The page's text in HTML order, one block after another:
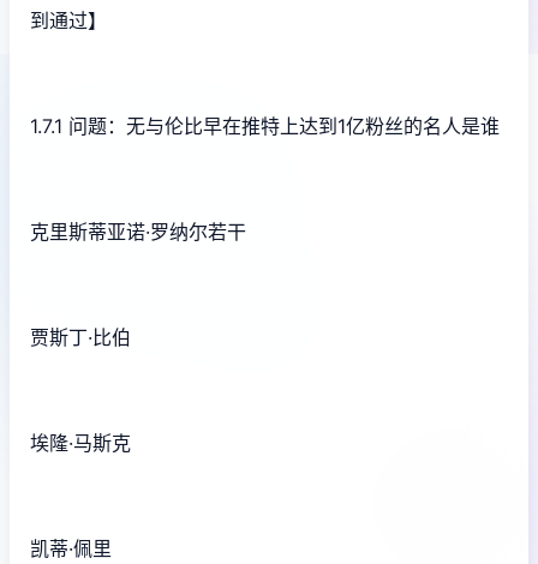
到通过】
1.7.1 问题：无与伦比早在推特上达到1亿粉丝的名人是谁
克里斯蒂亚诺·罗纳尔若干
贾斯丁·比伯
埃隆·马斯克
凯蒂·佩里